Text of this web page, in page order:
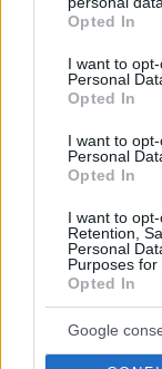
grant or deny
use your data for
consent section.
Opted In
I want to
Personal
Opted In
I want to
Personal
Opted In
I want to
Retention,
Personal
Purposes for
Opted In
Google
Cut The Rope
ΔΕΙΤΕ ΟΛΑ ΤΑ
Best of